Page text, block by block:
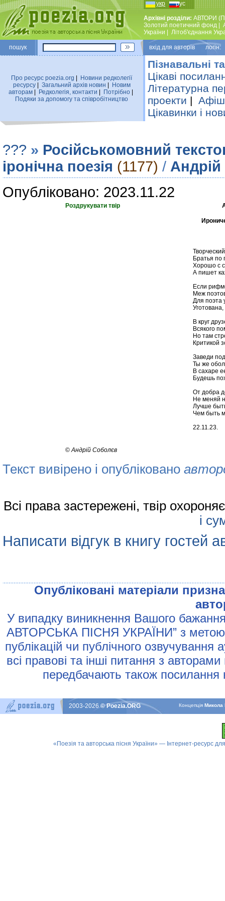
укр рус
Архівні розділи: АВТОРИ
Золотий поетичний фонд
України
Лiтоб'єднання
пошук вхiд для авторiв логін:
Про ресурс poezia.org
Новини редколегiї
ресурсу| Загальний архiв новин
Новим
авторам
Редколегiя, контакти Потрiбно
Подяки за допомогу та співробітництво
Пізнавальні
Цікаві
Літературна
проекти |
Цікавинки і
??? » Російськомовний
іронічна поезія (1177) /
Опубліковано: 2023.11.22
Роздрукувати твір
Братья по
Хорошо с
А пишет
Если
Меж
Для поэта
В круг
Всякого
Но там
Критикой
Заведи
Ты же
В сахаре
Будешь
От добра
Не меняй
Лучше
Чем быть
22.11.23.
©Андрій Соболєв
Текст вивірено і опубліковано
Всі права застережені, твір
і
Написати відгук в книгу гостей
Опублiкованi матерiали
У випадку виникнення Вашого
АВТОРСЬКА ПIСНЯ УКРАЇНИ” з метою
публiкацiй чи публiчного
всi правовi та iншi питання з
передбачають також
КонцепцiяМикола
2003-2026© Poezia.ORG
«Поезія та авторська пісня України» — Інтернет-ресурс